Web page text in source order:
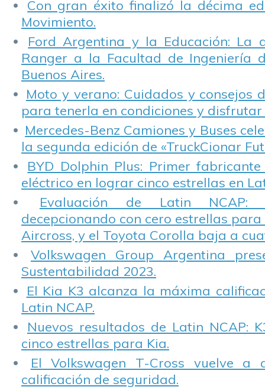
Con gran éxito finalizó la décima
Movimiento.
Ford Argentina y la Educación: La
Ranger a la Facultad de Ingeniería
Buenos Aires.
Moto y verano: Cuidados y consejos
para tenerla en condiciones y disfrutar
Mercedes-Benz Camiones y Buses
la segunda edición de «TruckCionar
BYD Dolphin Plus: Primer
eléctrico en lograr cinco estrellas en
Evaluación de Latin NCAP:
decepcionando con cero estrellas para
Aircross, y el Toyota Corolla baja a
Volkswagen Group Argentina
Sustentabilidad 2023.
El Kia K3 alcanza la máxima
Latin NCAP.
Nuevos resultados de Latin NCAP:
cinco estrellas para Kia.
El Volkswagen T-Cross vuelve a
calificación de seguridad.